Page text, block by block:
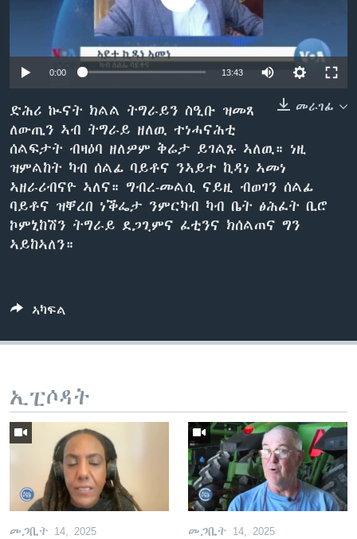
ቂሔ ጽልሚ
ቋንቋታት
0:00 13:43
መራገፊ
ድሕሪ ኲናት ክልል ትግራይን ስዒቡ ዝመጸ
ለውጢን ኣብ ትግራይ ዘለዉ ተነሓናሕቲ
ሰልፍታት ብዛዕባ ዘለዎም ቅሬታ ይገልጹ ኣለዉ። ነዚ
ዝምልከት ካብ ሰልፊ ባይቶና ንኣይተ ኪዳነ ኣመነ
ኣዘራሪብናዮ ኣለና። ግብረ-መልሲ ናይዚ ብወገን ሰልፊ
ባይቶና ዝቐረበ ነቕፌታ ንምርካብ ካብ ቤት ፅሕፈት ቢሮ
ኮምኒከሽን ትግራይ ደጋጊምና ፈቲንና ክሰልጠና ግን
ኣይከኣለን።
ኣካፍል
ኢፒሶዳት
መጋቢት 14, 2025 መጋቢት 14, 2025